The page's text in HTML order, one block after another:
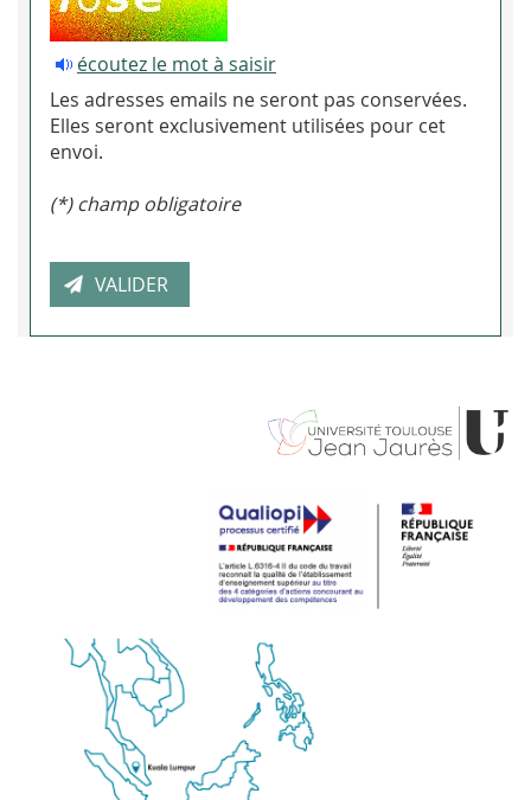
écoutez le mot à saisir
Les adresses emails ne seront pas conservées.
Elles seront exclusivement utilisées pour cet
envoi.
(*) champ obligatoire